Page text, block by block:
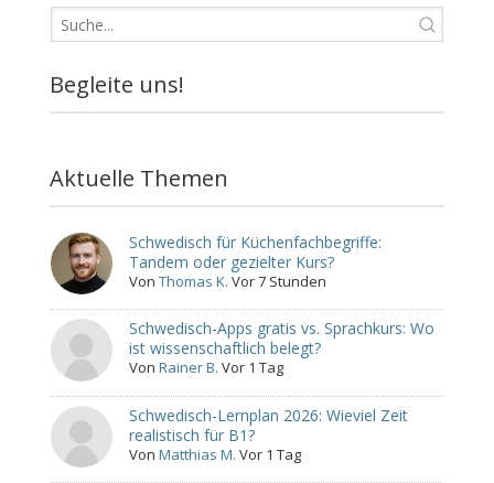
Begleite uns!
Aktuelle Themen
Schwedisch für Küchenfachbegriffe:
Tandem oder gezielter Kurs?
VonThomas K. Vor 7 Stunden
Schwedisch-Apps gratis vs. Sprachkurs: Wo
ist wissenschaftlich belegt?
VonRainer B. Vor 1 Tag
Schwedisch-Lernplan 2026: Wieviel Zeit
realistisch für B1?
VonMatthias M. Vor 1 Tag